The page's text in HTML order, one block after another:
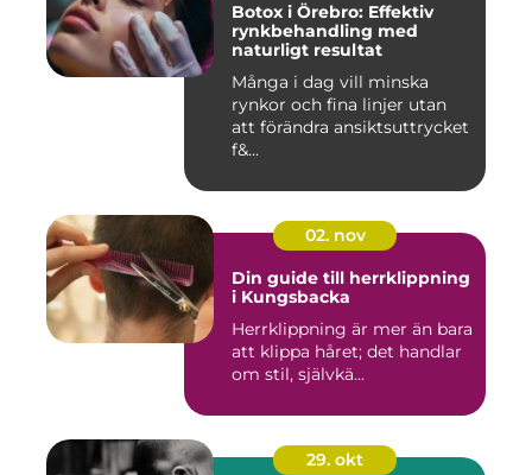
Botox i Örebro: Effektiv
rynkbehandling med
naturligt resultat
Många i dag vill minska
rynkor och fina linjer utan
att förändra ansiktsuttrycket
f&...
02. nov
Din guide till herrklippning
i Kungsbacka
Herrklippning är mer än bara
att klippa håret; det handlar
om stil, självkä...
29. okt